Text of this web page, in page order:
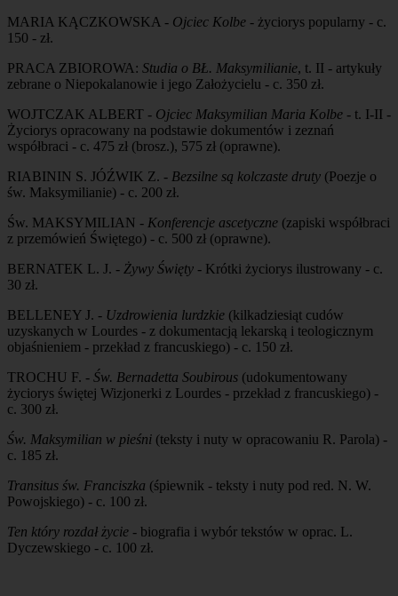
MARIA KĄCZKOWSKA - Ojciec Kolbe - życiorys popularny - c.
150 - zł.
PRACA ZBIOROWA: Studia o BŁ. Maksymilianie, t. II - artykuły
zebrane o Niepokalanowie i jego Założycielu - c. 350 zł.
WOJTCZAK ALBERT - Ojciec Maksymilian Maria Kolbe - t. I-II -
Życiorys opracowany na podstawie dokumentów i zeznań
współbraci - c. 475 zł (brosz.), 575 zł (oprawne).
RIABININ S. JÓŹWIK Z. - Bezsilne są kolczaste druty (Poezje o
św. Maksymilianie) - c. 200 zł.
Św. MAKSYMILIAN - Konferencje ascetyczne (zapiski współbraci
z przemówień Świętego) - c. 500 zł (oprawne).
BERNATEK L. J. - Żywy Święty - Krótki życiorys ilustrowany - c.
30 zł.
BELLENEY J. - Uzdrowienia lurdzkie (kilkadziesiąt cudów
uzyskanych w Lourdes - z dokumentacją lekarską i teologicznym
objaśnieniem - przekład z francuskiego) - c. 150 zł.
TROCHU F. - Św. Bernadetta Soubirous (udokumentowany
życiorys świętej Wizjonerki z Lourdes - przekład z francuskiego) -
c. 300 zł.
Św. Maksymilian w pieśni (teksty i nuty w opracowaniu R. Parola) -
c. 185 zł.
Transitus św. Franciszka (śpiewnik - teksty i nuty pod red. N. W.
Powojskiego) - c. 100 zł.
Ten który rozdał życie - biografia i wybór tekstów w oprac. L.
Dyczewskiego - c. 100 zł.